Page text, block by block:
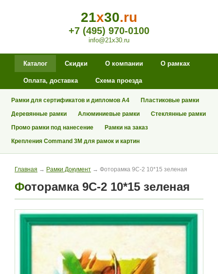
21x30.ru
+7 (495) 970-0100
info@21x30.ru
Каталог Скидки О компании О рамках
Оплата, доставка Схема проезда
Рамки для сертификатов и дипломов А4
Пластиковые рамки
Деревянные рамки
Алюминиевые рамки
Стеклянные рамки
Промо рамки под нанесение
Рамки на заказ
Крепления Command 3M для рамок и картин
Главная → Рамки Документ → Фоторамка 9С-2 10*15 зеленая
Фоторамка 9С-2 10*15 зеленая